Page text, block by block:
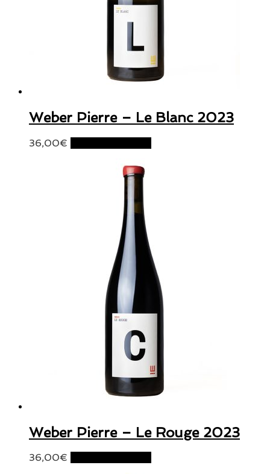
Weber Pierre – Le Blanc 2023
36,00€
Weber Pierre – Le Rouge 2023
36,00€